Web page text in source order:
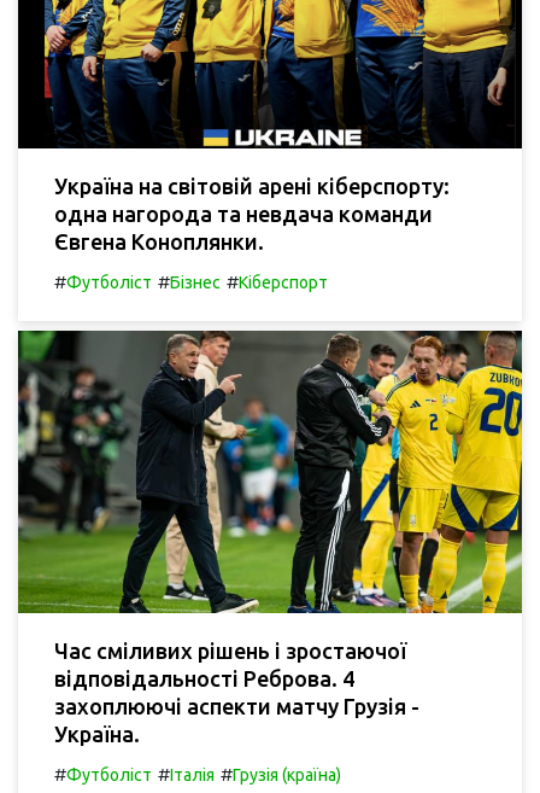
Україна на світовій арені кіберспорту:
одна нагорода та невдача команди
Євгена Коноплянки.
#Футболіст #Бізнес #Кіберспорт
Час сміливих рішень і зростаючої
відповідальності Реброва. 4
захоплюючі аспекти матчу Грузія -
Україна.
#Футболіст #Італія #Грузія (країна)